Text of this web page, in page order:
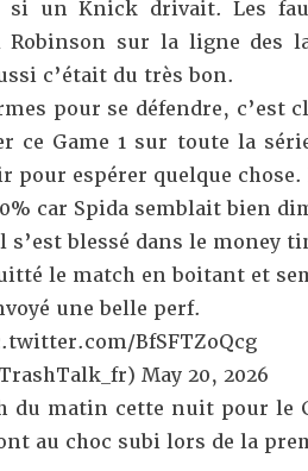
si un Knick drivait. Les
Robinson sur la ligne des
c’était du très bon.
pour se défendre,
ce Game 1 sur toute la
pour espérer quelque
car Spida semblait bien
s’est blessé dans le money
le match en boitant et
une belle perf.
BfSFTZoQcg
May 20, 2026
du matin cette nuit pour le
au choc subi lors de la